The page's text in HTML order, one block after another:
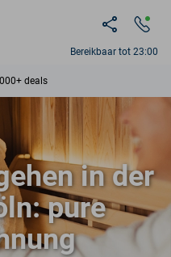
Bereikbaar tot 23:00
deals
beschikbaar
leden
9,4
deals
in der
pure